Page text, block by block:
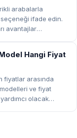
arabalarla
ifade edin.
avantajlar
Hangi Fiyat
fiyatlar arasında
ve fiyat
olacak